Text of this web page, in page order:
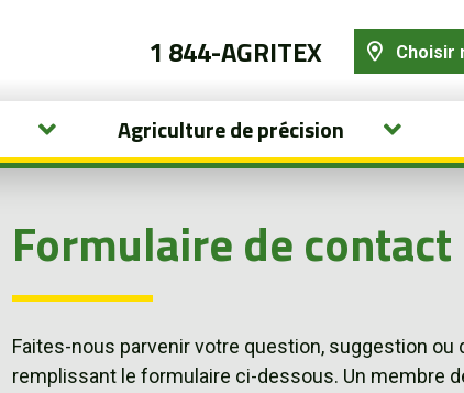
1 844-AGRITEX Choisir
Agriculture de précision
Formulaire de contact
Faites-nous parvenir votre question, suggestion ou
remplissant le formulaire ci-dessous. Un membre